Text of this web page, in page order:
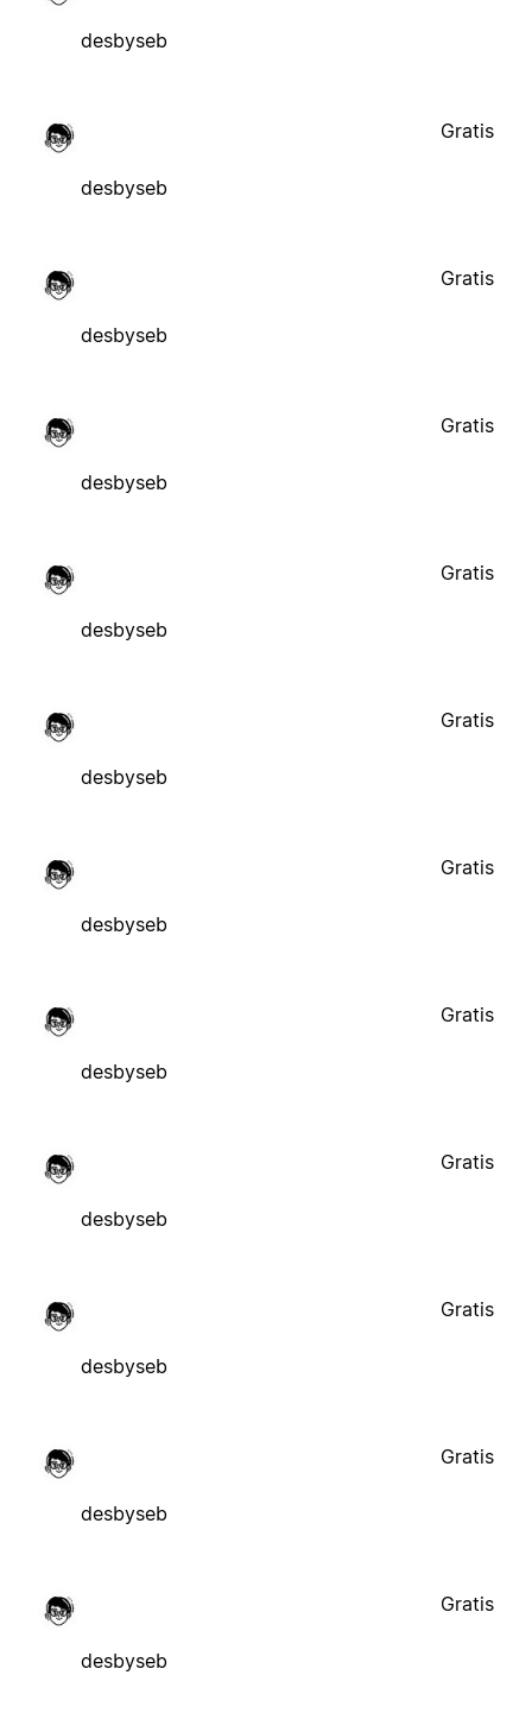
desbyseb
desbyseb
Gratis
desbyseb
Gratis
desbyseb
Gratis
desbyseb
Gratis
desbyseb
Gratis
desbyseb
Gratis
desbyseb
Gratis
desbyseb
Gratis
desbyseb
Gratis
desbyseb
Gratis
desbyseb
Gratis